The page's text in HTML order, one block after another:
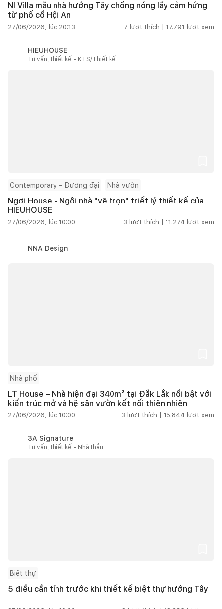
NI Villa mẫu nhà hướng Tây chống nóng lấy cảm hứng
từ phố cổ Hội An
27/06/2026, lúc 20:13 7 lượt thích | 17.791 lượt xem
HIEUHOUSE
Tư vấn, thiết kế - KTS/Thiết kế
Contemporary – Đương đại Nhà vườn
Ngơi House - Ngôi nhà "vẽ trọn" triết lý thiết kế của
HIEUHOUSE
27/06/2026, lúc 10:00 3 lượt thích | 11.274 lượt xem
NNA Design
Nhà phố
LT House – Nhà hiện đại 340m² tại Đắk Lắk nổi bật với
kiến trúc mở và hệ sân vườn kết nối thiên nhiên
27/06/2026, lúc 10:00 3 lượt thích | 15.844 lượt xem
3A Signature
Tư vấn, thiết kế - Nhà thầu
Biệt thự
5 điều cần tính trước khi thiết kế biệt thự hướng Tây